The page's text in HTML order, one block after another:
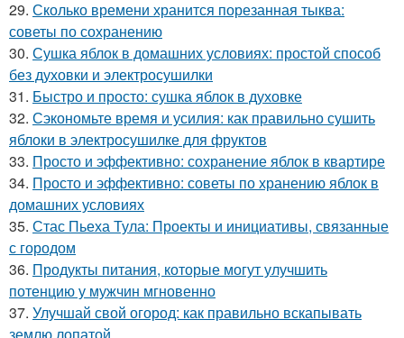
29. Сколько времени хранится порезанная тыква:
советы по сохранению
30. Сушка яблок в домашних условиях: простой способ
без духовки и электросушилки
31. Быстро и просто: сушка яблок в духовке
32. Сэкономьте время и усилия: как правильно сушить
яблоки в электросушилке для фруктов
33. Просто и эффективно: сохранение яблок в квартире
34. Просто и эффективно: советы по хранению яблок в
домашних условиях
35. Стас Пьеха Тула: Проекты и инициативы, связанные
с городом
36. Продукты питания, которые могут улучшить
потенцию у мужчин мгновенно
37. Улучшай свой огород: как правильно вскапывать